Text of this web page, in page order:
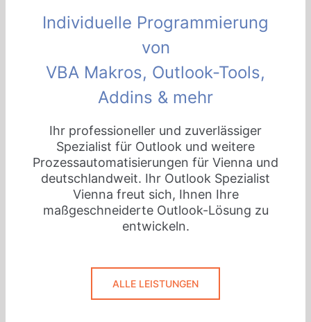
Individuelle Programmierung
von
VBA Makros, Outlook-Tools,
Addins & mehr
Ihr professioneller und zuverlässiger
Spezialist für Outlook und weitere
Prozessautomatisierungen für Vienna und
deutschlandweit. Ihr Outlook Spezialist
Vienna freut sich, Ihnen Ihre
maßgeschneiderte Outlook-Lösung zu
entwickeln.
ALLE LEISTUNGEN